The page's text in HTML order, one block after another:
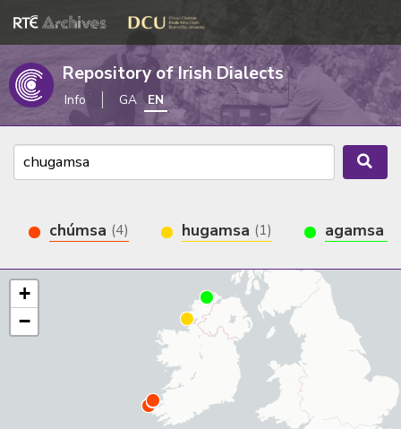
Repository of Irish Dialects
Info GA EN
chúmsa (4) hugamsa (1) agamsa
+
−